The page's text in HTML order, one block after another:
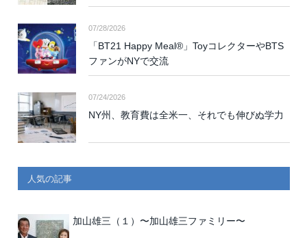
07/28/2026
「BT21 Happy Meal®」ToyコレクターやBTS
ファンがNYで交流
07/24/2026
NY州、教育費は全米一、それでも伸びぬ学力
人気の記事
加山雄三（１）〜加山雄三ファミリー〜